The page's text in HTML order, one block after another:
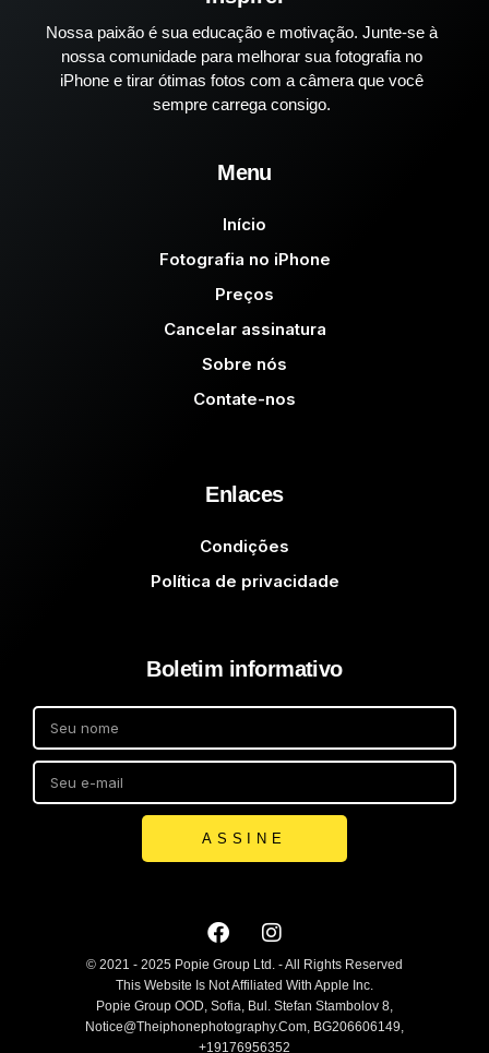
Nossa paixão é sua educação e motivação. Junte-se à
nossa comunidade para melhorar sua fotografia no
iPhone e tirar ótimas fotos com a câmera que você
sempre carrega consigo.
Menu
Início
Fotografia no iPhone
Preços
Cancelar assinatura
Sobre nós
Contate-nos
Enlaces
Condições
Política de privacidade
Boletim informativo
ASSINE
© 2021 - 2025 Popie Group Ltd. - All Rights Reserved
This Website Is Not Affiliated With Apple Inc.
Popie Group OOD, Sofia, Bul. Stefan Stambolov 8,
Notice@theiphonephotography.com, BG206606149,
+19176956352